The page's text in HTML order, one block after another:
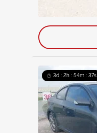
3d : 2h : 54m : 36s